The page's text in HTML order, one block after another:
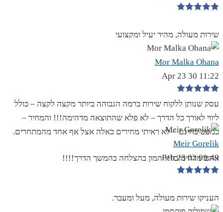
שירות מעולה, מהיר יעיל ומקצועי
Mor Malka Ohana
11:22 30 Apr 23
עסק שנותן ללקוח שירות ברמה הגבוהה ביותר מקצה לקצה – כולל
ליווי לאורך כל הדרך – לא פלא שהתוצאה מדהימה!!! והמחיר –
כמעט בחינם – לא ראיתי מחירים כאלה אצל אף אחד מהמתחרים.
אתם מדהימים!!! המון בהצלחה בהמשך הדרך!!!!
Meir Gorelik
09:49 02 Feb 23
העניקו שירות מעולה, מעל ומעבר.